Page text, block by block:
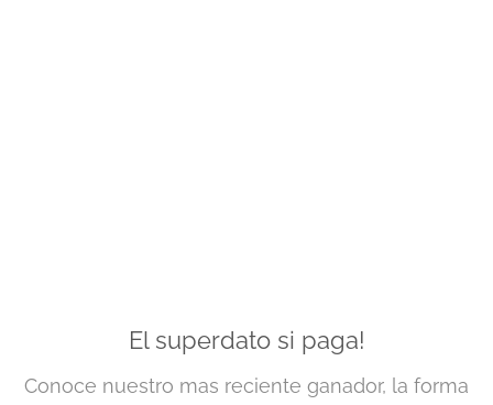
El superdato si paga!
Conoce nuestro mas reciente ganador, la forma